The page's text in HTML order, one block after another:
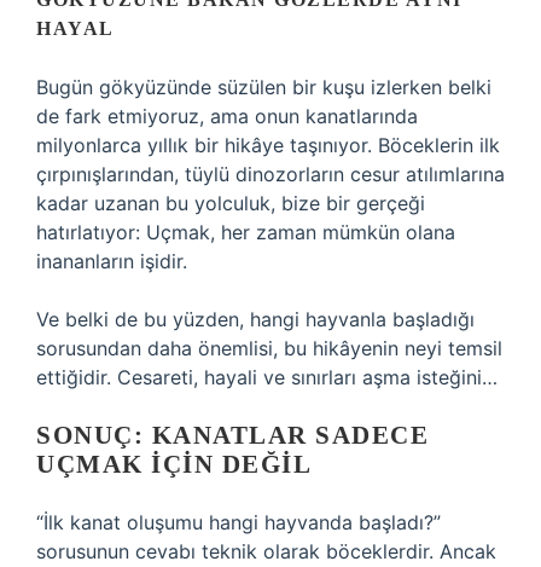
HAYAL
Bugün gökyüzünde süzülen bir kuşu izlerken belki
de fark etmiyoruz, ama onun kanatlarında
milyonlarca yıllık bir hikâye taşınıyor. Böceklerin ilk
çırpınışlarından, tüylü dinozorların cesur atılımlarına
kadar uzanan bu yolculuk, bize bir gerçeği
hatırlatıyor: Uçmak, her zaman mümkün olana
inananların işidir.
Ve belki de bu yüzden, hangi hayvanla başladığı
sorusundan daha önemlisi, bu hikâyenin neyi temsil
ettiğidir. Cesareti, hayali ve sınırları aşma isteğini…
SONUÇ: KANATLAR SADECE
UÇMAK İÇIN DEĞIL
“İlk kanat oluşumu hangi hayvanda başladı?”
sorusunun cevabı teknik olarak böceklerdir. Ancak